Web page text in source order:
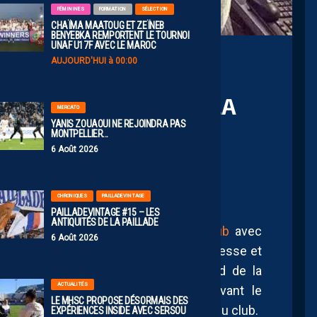
FÉMININES FORMATION SÉLECTION
CHAÏMA MAATOUG ET ZEÏNEB
BENYEBKA REMPORTENT LE TOURNOI
UNAF U17F AVEC LE MAROC
AUJOURD'HUI à 00:00
MERCATO
YANIS ZOUAOUI NE REJOINDRA PAS
MONTPELLIER…
6 Août 2026
CHRONIQUES PAILLADEVINTAGE
PAILLADEVINTAGE #15 – LES
ANTIQUITÉS DE LA PAILLADE
6 Août 2026
ACTUALITÉS
LE MHSC PROPOSE DÉSORMAIS DES
EXPÉRIENCES INSIDE AVEC SERSOU
: “JE PENSE QUE CELA
TRÈS
LE MHSC”
numéro de Montpellier Sport Club avec
sortie de Zoumana Camara dans la presse et
du Montpellier Hérault au regard de la
du club. L’émission avait lieu avant le
que la famille Nicollin reste à la tête du club.